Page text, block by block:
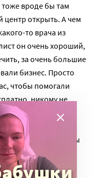
вроде бы там
открыть. А чем
то врача из
он очень хороший,
за очень большие
бизнес. Просто
чтобы помогали
никому не
бесплатные центры